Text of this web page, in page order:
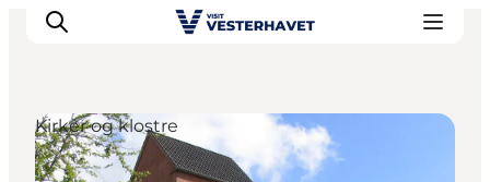
Kirker og klostre